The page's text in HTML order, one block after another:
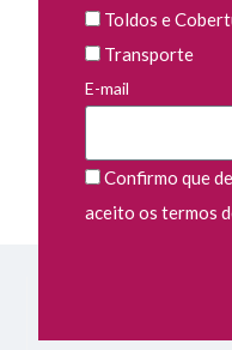
Toldos e
Transporte
E-mail
Confirmo que
aceito os termos